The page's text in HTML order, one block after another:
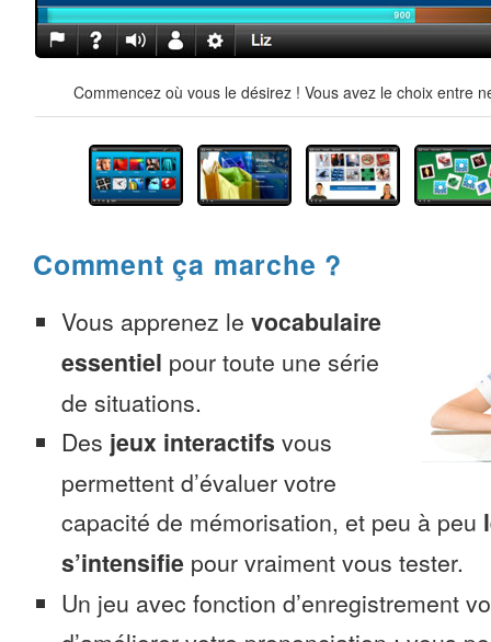
Commencez où vous le désirez ! Vous avez le choix entre
Comment ça marche ?
Vous apprenez le vocabulaire
essentiel pour toute une série
de situations.
Des jeux interactifs vous
permettent d’évaluer votre
capacité de mémorisation, et peu à peu
s’intensifie pour vraiment vous tester.
Un jeu avec fonction d’enregistrement